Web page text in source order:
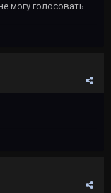
могу голосовать